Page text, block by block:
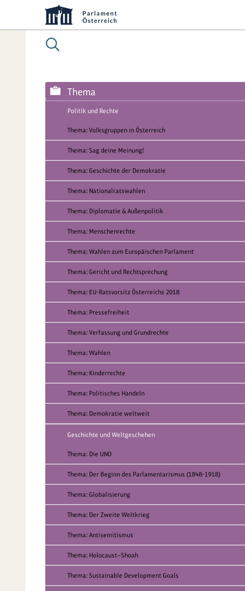
Thema
Politik und Rechte
Thema: Volksgruppen in Österreich
Thema: Sag deine Meinung!
Thema: Geschichte der Demokratie
Thema: Nationalratswahlen
Thema: Diplomatie & Außenpolitik
Thema: Menschenrechte
Thema: Wahlen zum Europäischen Parlament
Thema: Gericht und Rechtsprechung
Thema: EU-Ratsvorsitz Österreichs 2018
Thema: Pressefreiheit
Thema: Verfassung und Grundrechte
Thema: Wahlen
Thema: Kinderrechte
Thema: Politisches Handeln
Thema: Demokratie weltweit
Geschichte und Weltgeschehen
Thema: Die UNO
Thema: Der Beginn des Parlamentarismus (1848-1918)
Thema: Globalisierung
Thema: Der Zweite Weltkrieg
Thema: Antisemitismus
Thema: Holocaust—Shoah
Thema: Sustainable Development Goals